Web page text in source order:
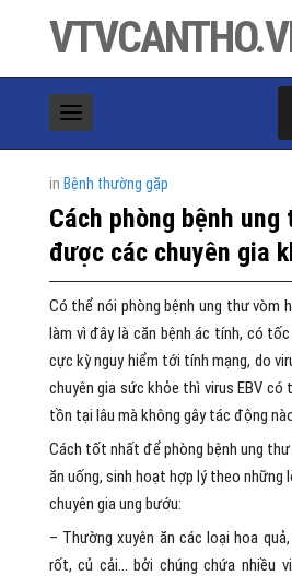
in Bệnh thường gặp
Cách phòng bệnh ung
được các chuyên gia
Có thể nói phòng bệnh ung thư vòm
làm vì đây là căn bệnh ác tính, có
cực kỳ nguy hiểm tới tính mạng, do
chuyên gia sức khỏe thì virus EBV có
tồn tại lâu mà không gây tác động
Cách tốt nhất để phòng bệnh ung
ăn uống, sinh hoạt hợp lý theo những
chuyên gia ung bướu:
– Thường xuyên ăn các loại hoa
rốt, củ cải… bởi chúng chứa nhiều